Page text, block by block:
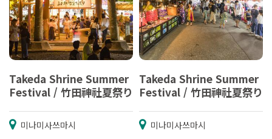
Takeda Shrine Summer
Festival / 竹田神社夏祭り
미나미사쓰마시
Takeda Shrine Summer
Festival / 竹田神社夏祭り
미나미사쓰마시